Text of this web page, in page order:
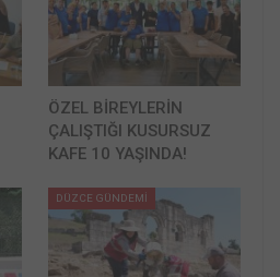
ÖZEL BİREYLERİN
ÇALIŞTIĞI KUSURSUZ
KAFE 10 YAŞINDA!
DÜZCE GÜNDEMİ